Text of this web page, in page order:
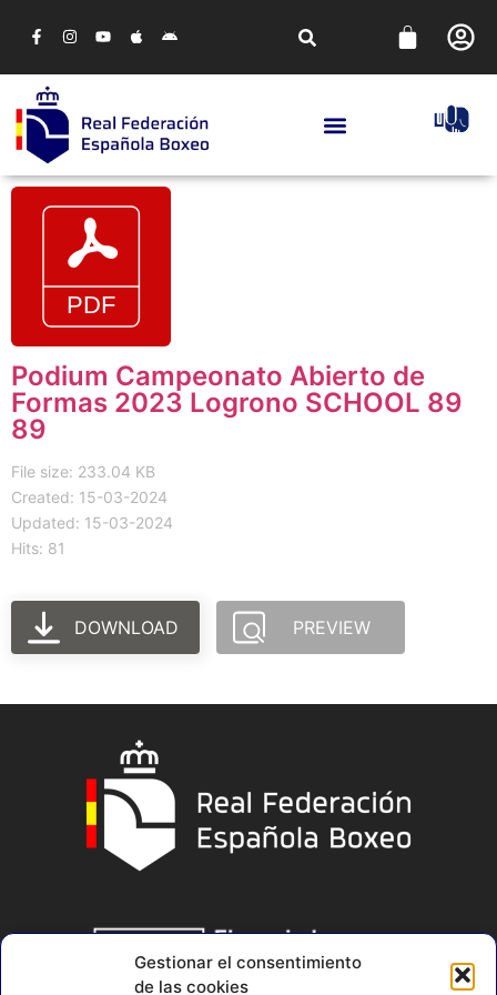
Gestionar el consentimiento
de las cookies
Podium Campeonato Abierto de
Formas 2023 Logrono SCHOOL 89
89
File size: 233.04 KB
Created: 15-03-2024
Updated: 15-03-2024
Hits: 81
DOWNLOAD PREVIEW